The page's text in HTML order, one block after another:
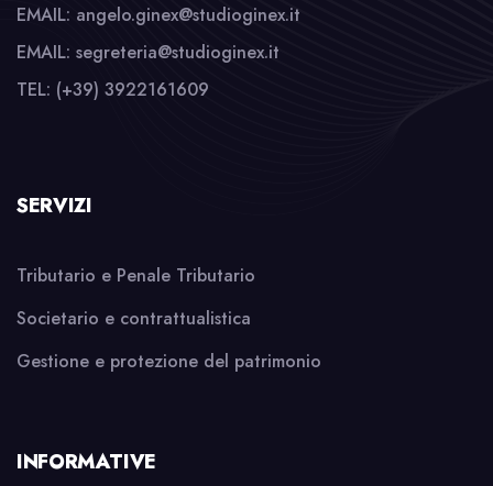
EMAIL: angelo.ginex@studioginex.it
EMAIL: segreteria@studioginex.it
TEL: (+39) 3922161609
SERVIZI
Tributario e Penale Tributario
Societario e contrattualistica
Gestione e protezione del patrimonio
INFORMATIVE